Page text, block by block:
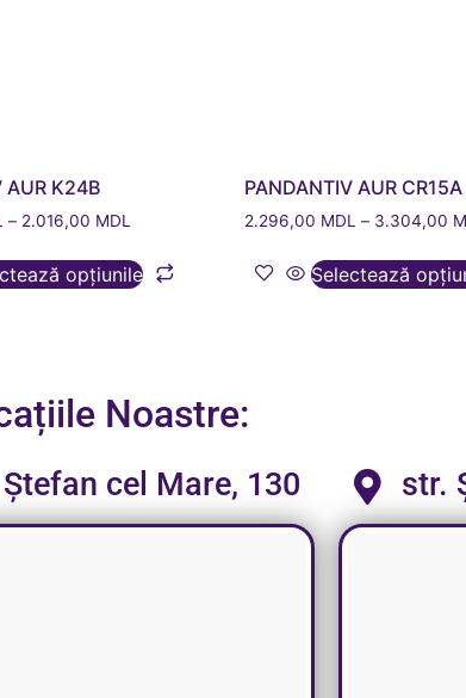
AUR K24B
– 2.016,00 MDL
opțiunile
PANDANTIV AUR CR15A
2.296,00 MDL – 3.304,00
Selectează
Noastre:
cel Mare, 130 str.